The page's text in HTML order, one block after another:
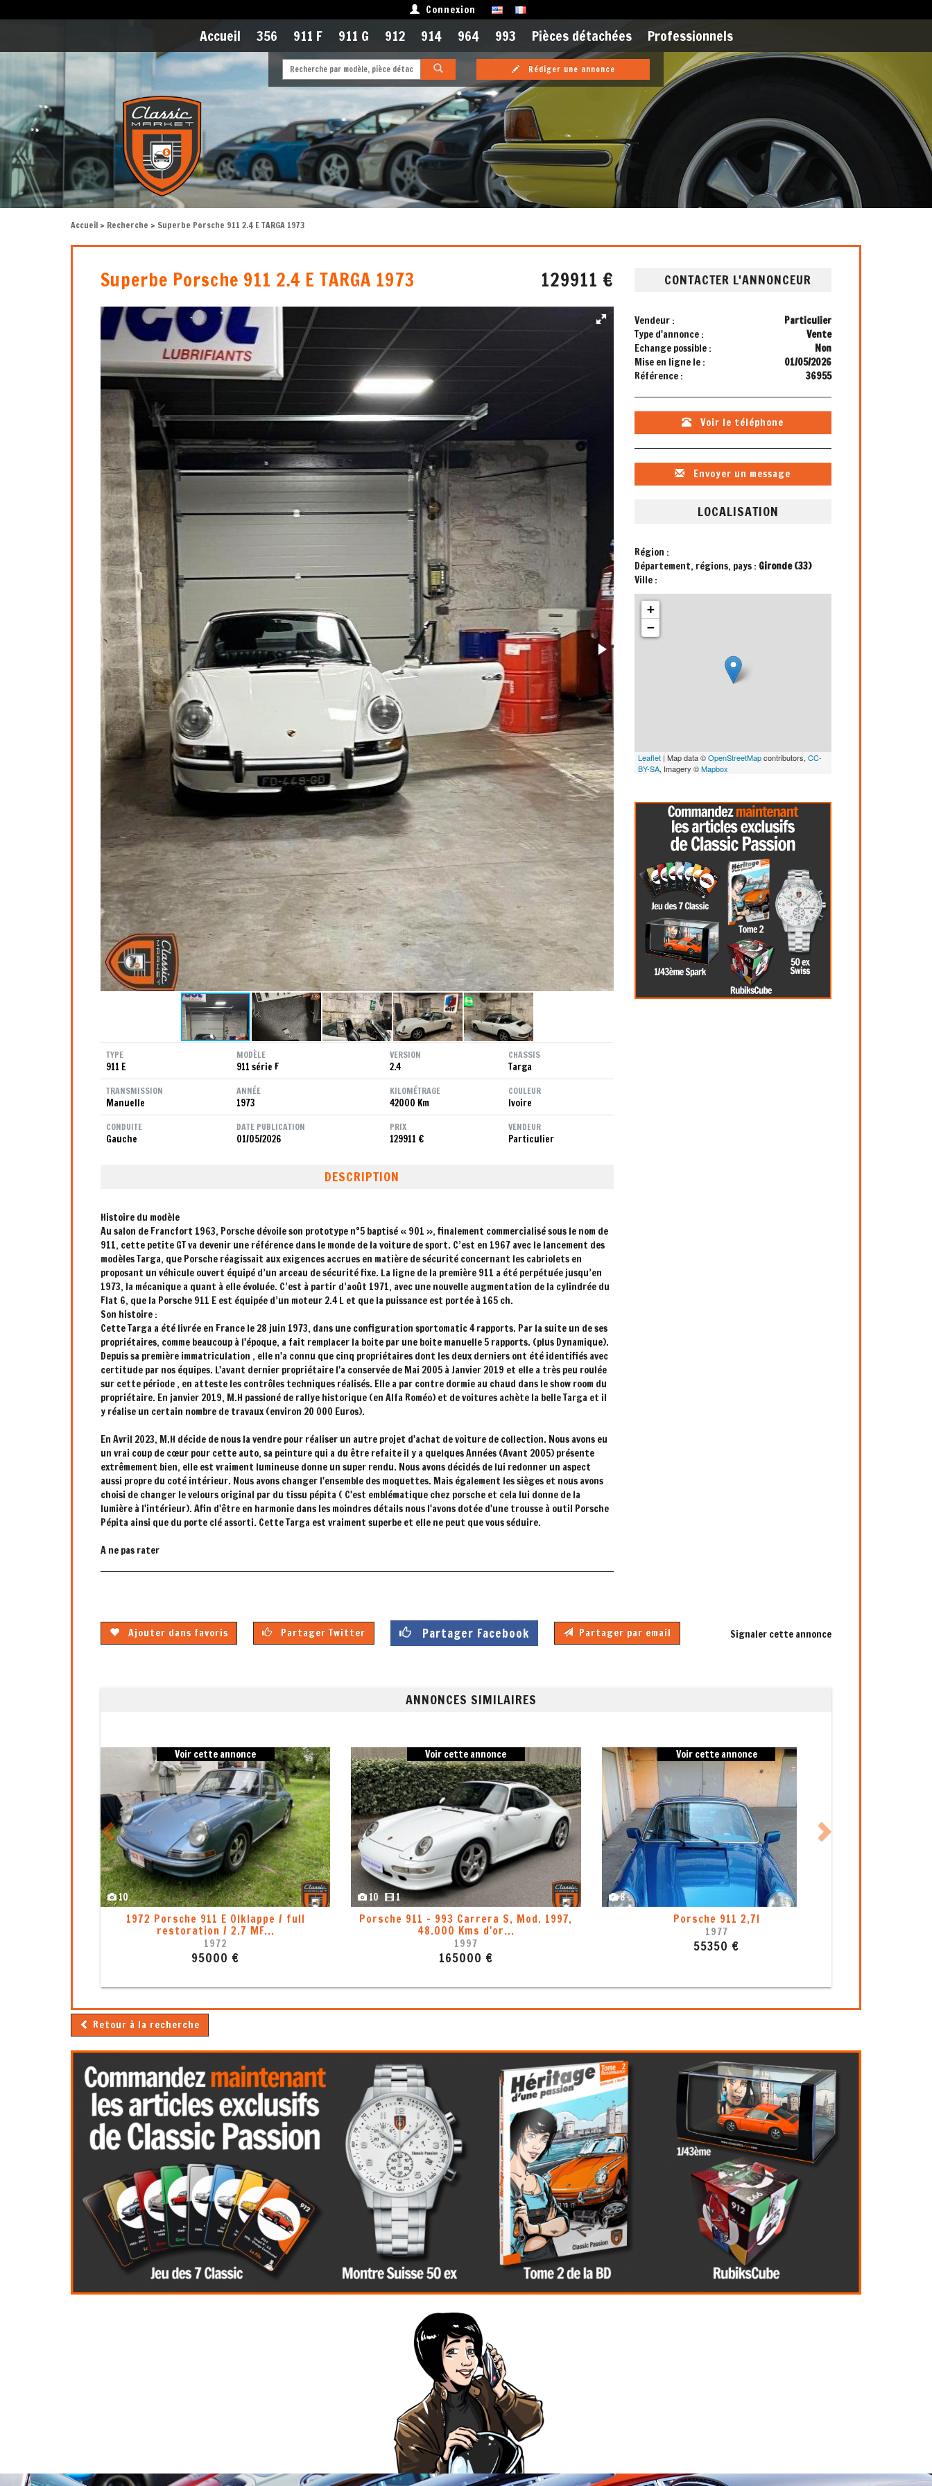
Connexion
Accueil 356 911 F 911 G 912 914 964 993 Pièces détachées Professionnels
Rédiger une annonce
Accueil > Recherche > Superbe Porsche 911 2.4 E TARGA 1973
Superbe Porsche 911 2.4 E TARGA 1973 129911 €
TYPE
911 E
MODÈLE
911 série F
VERSION
2.4
CHASSIS
Targa
TRANSMISSION
Manuelle
ANNÉE
1973
KILOMÉTRAGE
42000 Km
COULEUR
Ivoire
CONDUITE
Gauche
DATE PUBLICATION
01/05/2026
PRIX
129911 €
VENDEUR
Particulier
DESCRIPTION
Histoire du modèle
Au salon de Francfort 1963, Porsche dévoile son prototype n°5 baptisé « 901 », finalement commercialisé sous le nom de
911, cette petite GT va devenir une référence dans le monde de la voiture de sport. C’est en 1967 avec le lancement des
modèles Targa, que Porsche réagissait aux exigences accrues en matière de sécurité concernant les cabriolets en
proposant un véhicule ouvert équipé d’un arceau de sécurité fixe. La ligne de la première 911 a été perpétuée jusqu’en
1973, la mécanique a quant à elle évoluée. C’est à partir d’août 1971, avec une nouvelle augmentation de la cylindrée du
Flat 6, que la Porsche 911 E est équipée d’un moteur 2.4 L et que la puissance est portée à 165 ch.
Son histoire :
Cette Targa a été livrée en France le 28 juin 1973, dans une configuration sportomatic 4 rapports. Par la suite un de ses
propriétaires, comme beaucoup à l'époque, a fait remplacer la boite par une boite manuelle 5 rapports. (plus Dynamique).
Depuis sa première immatriculation , elle n'a connu que cinq propriétaires dont les deux derniers ont été identifiés avec
certitude par nos équipes. L'avant dernier propriétaire l'a conservée de Mai 2005 à Janvier 2019 et elle a très peu roulée
sur cette période , en atteste les contrôles techniques réalisés. Elle a par contre dormie au chaud dans le show room du
propriétaire. En janvier 2019, M.H passioné de rallye historique (en Alfa Roméo) et de voitures achète la belle Targa et il
y réalise un certain nombre de travaux (environ 20 000 Euros).
En Avril 2023, M.H décide de nous la vendre pour réaliser un autre projet d'achat de voiture de collection. Nous avons eu
un vrai coup de cœur pour cette auto, sa peinture qui a du être refaite il y a quelques Années (Avant 2005) présente
extrêmement bien, elle est vraiment lumineuse donne un super rendu. Nous avons décidés de lui redonner un aspect
aussi propre du coté intérieur. Nous avons changer l'ensemble des moquettes. Mais également les sièges et nous avons
choisi de changer le velours original par du tissu pépita ( C'est emblématique chez porsche et cela lui donne de la
lumière à l'intérieur). Afin d'être en harmonie dans les moindres détails nous l'avons dotée d'une trousse à outil Porsche
Pépita ainsi que du porte clé assorti. Cette Targa est vraiment superbe et elle ne peut que vous séduire.
A ne pas rater
CONTACTER L'ANNONCEUR
Vendeur :
Particulier
Type d'annonce :
Vente
Echange possible :
Non
Mise en ligne le :
01/05/2026
Référence :
36955
Voir le téléphone
Envoyer un message
LOCALISATION
Région :
Département, régions, pays : Gironde (33)
Ville :
+
−
Leaflet| Map data ©OpenStreetMapcontributors, CC-
BY-SA, Imagery ©Mapbox
Ajouter dans favoris Partager Twitter Partager Facebook Partager par email Signaler cette annonce
ANNONCES SIMILAIRES
8 1
Voir cette annonce
Porsche 911 - 993 Targa, Mod. 1996, 2ème
Main
1996
107000 €
8 1
Voir cette annonce
Porsche 911 - 993 Carrera 2, Mod. 1994
1994
83000 €
5
Voir cette annonce
Porsche 911 964 C2 (1993)
1993
49999 €
Previous
Retour à la recherche